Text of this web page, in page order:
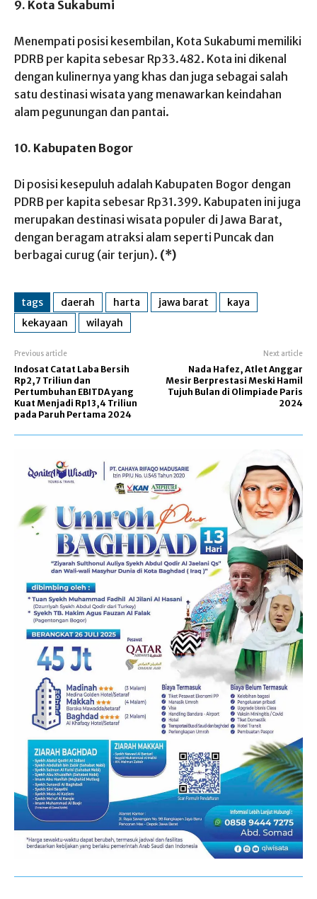
9. Kota Sukabumi
Menempati posisi kesembilan, Kota Sukabumi memiliki
PDRB per kapita sebesar Rp33.482. Kota ini dikenal
dengan kulinernya yang khas dan juga sebagai salah
satu destinasi wisata yang menawarkan keindahan
alam pegunungan dan pantai.
10. Kabupaten Bogor
Di posisi kesepuluh adalah Kabupaten Bogor dengan
PDRB per kapita sebesar Rp31.399. Kabupaten ini juga
merupakan destinasi wisata populer di Jawa Barat,
dengan beragam atraksi alam seperti Puncak dan
berbagai curug (air terjun). (*)
tags daerah harta jawa barat
kaya
kekayaan
wilayah
Previous article
Indosat Catat Laba Bersih
Rp2,7 Triliun dan
Pertumbuhan EBITDA yang
Kuat Menjadi Rp13,4 Triliun
pada Paruh Pertama 2024
Next article
Nada Hafez, Atlet Anggar
Mesir Berprestasi Meski Hamil
Tujuh Bulan di Olimpiade Paris
2024